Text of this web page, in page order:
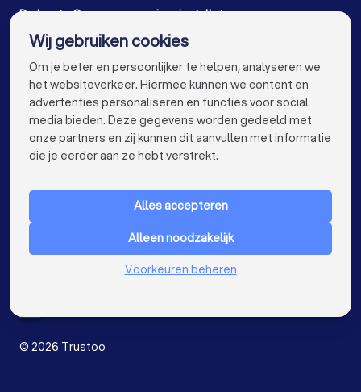
Cv- en verwarmingsinstallateurs in Beuningen Gld
Cv- en verwarmingsinstallateurs in Amsterdam
Cv- en verwarmingsinstallateurs in Rotterdam
Cv- en verwarmingsinstallateurs in Den Haag
Cv- en verwarmingsinstallateurs in Utrecht
Cv- en verwarmingsinstallateurs in Tilburg
Cv- en verwarmingsinstallateurs in Groningen
Cv- en verwarmingsinstallateurs in Almere
De beste Cv- en verwarmingsinstallateurs voor jou
VOOR PARTICULIEREN keyboard_arrow_down
Nederland
© 2026 Trustoo
Wij gebruiken cookies
Om je beter en persoonlijker te helpen, analyseren we
het websiteverkeer. Hiermee kunnen we content en
advertenties personaliseren en functies voor social
media bieden. Deze gegevens worden gedeeld met
onze partners en zij kunnen dit aanvullen met informatie
die je eerder aan ze hebt verstrekt.
Alles accepteren
Alleen noodzakelijk
Voorkeuren beheren